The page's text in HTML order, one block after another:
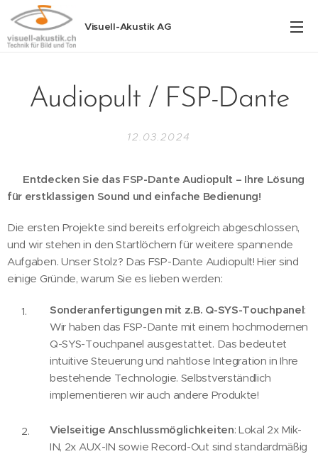
Visuell-Akustik AG
Audiopult / FSP-Dante
12.03.2024
Entdecken Sie das FSP-Dante Audiopult – Ihre Lösung
für erstklassigen Sound und einfache Bedienung!
Die ersten Projekte sind bereits erfolgreich abgeschlossen,
und wir stehen in den Startlöchern für weitere spannende
Aufgaben. Unser Stolz? Das FSP-Dante Audiopult! Hier sind
einige Gründe, warum Sie es lieben werden:
Sonderanfertigungen mit z.B. Q-SYS-Touchpanel:
Wir haben das FSP-Dante mit einem hochmodernen
Q-SYS-Touchpanel ausgestattet. Das bedeutet
intuitive Steuerung und nahtlose Integration in Ihre
bestehende Technologie. Selbstverständlich
implementieren wir auch andere Produkte!
Vielseitige Anschlussmöglichkeiten: Lokal 2x Mik-
IN, 2x AUX-IN sowie Record-Out sind standardmäßig